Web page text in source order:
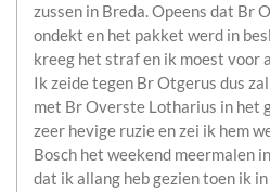
zussen in Breda. Opeens dat Br
ondekt en het pakket werd in
kreeg het straf en ik moest voor
Ik zeide tegen Br Otgerus dus
met Br Overste Lotharius in het
zeer hevige ruzie en zei ik hem
Bosch het weekend meermalen
dat ik allang heb gezien toen ik